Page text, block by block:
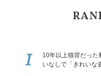
10年以上猫背だった
いなしで「きれいな
1